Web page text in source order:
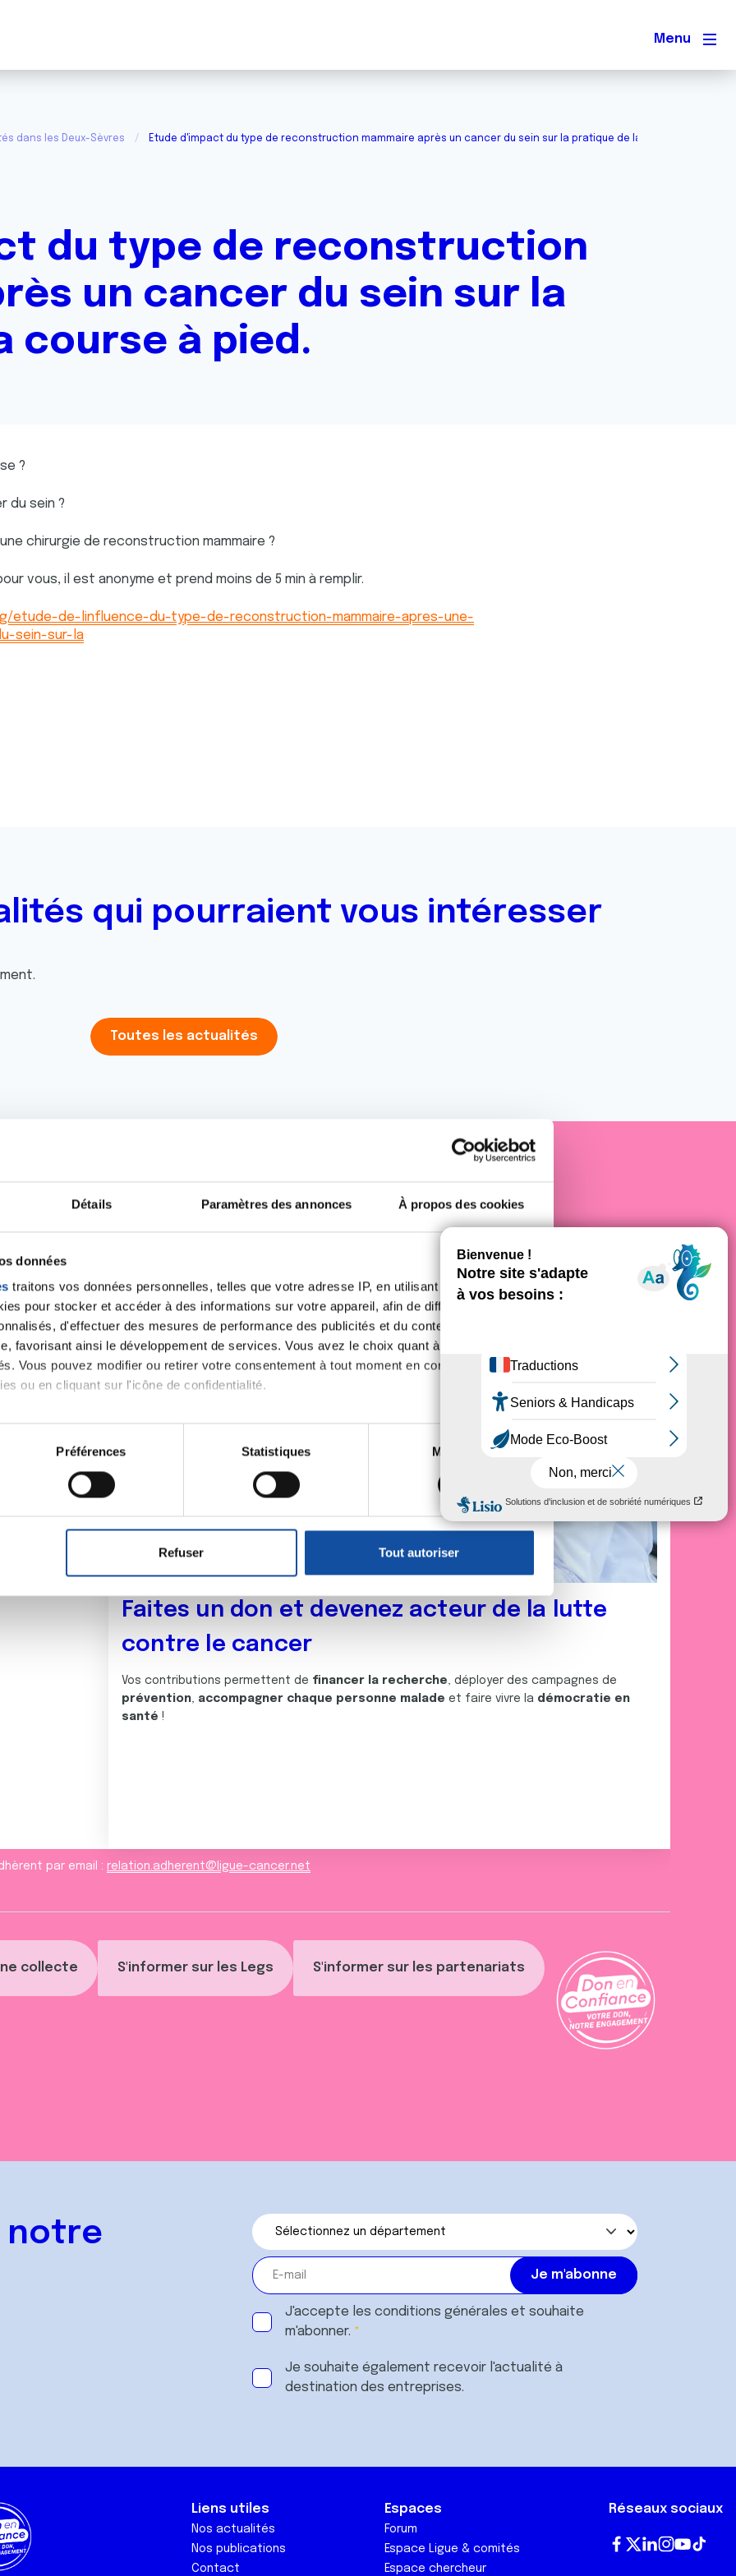
Détails Paramètres des annonces À propos des cookies
données
traitons vos données personnelles, telles que votre adresse IP, en utilisant des
pour stocker et accéder à des informations sur votre appareil, afin de diffuser des
d'effectuer des mesures de performance des publicités et du contenu, ainsi que de
favorisant ainsi le développement de services. Vous avez le choix quant à l'utilisation de
Vous pouvez modifier ou retirer votre consentement à tout moment en consultant la
ou en cliquant sur l'icône de confidentialité.
également :
sur votre localisation géographique qui peuvent être précises à plusieurs mètres près
de vos données personnelles et définir vos préférences, reportez-vous à lasection «
ou retirer votre consentement à tout moment à partir de la déclaration sur les cookies.
de publicité et d'analyse, qui peuvent combiner celles-ci avec d'autres informations que
Préférences Statistiques Marketing
Refuser Tout autoriser
Menu
dans les Deux-Sèvres Etude d'impact du type de reconstruction mammaire après un cancer du sein sur la pratique de la course à pied.
du type de reconstruction
un cancer du sein sur la
course à pied.
?
du sein ?
chirurgie de reconstruction mammaire ?
vous, il est anonyme et prend moins de 5 min à remplir.
etude-de-linfluence-du-type-de-reconstruction-mammaire-apres-une-
sein-sur-la
qui pourraient vous intéresser
Toutes les actualités
La Ligue contre le cancer
collecte S'informer sur les Legs S'informer sur les partenariats
Faites un don et devenez acteur de la lutte
contre le cancer
Vos contributions permettent de financer la recherche, déployer des campagnes de
prévention, accompagner chaque personne malade et faire vivre la démocratie en
santé !
par email : relation.adherent@ligue-cancer.net
notre
J'accepte les conditions générales et souhaite
m'abonner.
Je souhaite également recevoir l'actualité à
destination des entreprises.
Liens utiles
Nos actualités
Nos publications
Contact
Espaces
Forum
Espace Ligue & comités
Espace chercheur
Réseaux sociaux